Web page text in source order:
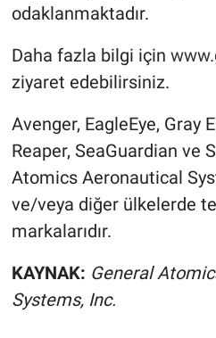
odaklanmaktadır.
Daha fazla bilgi için
ziyaret edebilirsiniz.
Avenger, EagleEye, Gray
Reaper, SeaGuardian ve
Atomics Aeronautical
ve/veya diğer ülkelerde
markalarıdır.
KAYNAK: General
Systems, Inc.